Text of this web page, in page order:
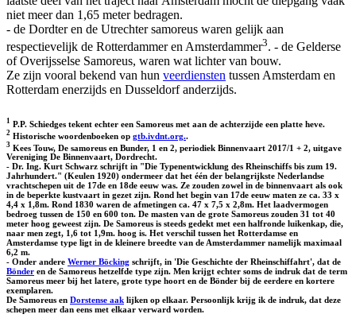
niet meer dan 1,65 meter bedragen.
- de Dordter en de Utrechter samoreus waren gelijk aan
respectievelijk de Rotterdammer en Amsterdammer3. - de Gelderse
of Overijsselse Samoreus, waren wat lichter van bouw.
Ze zijn vooral bekend van hun veerdiensten tussen Amsterdam en
Rotterdam enerzijds en Dusseldorf anderzijds.
1 P.P. Schiedges tekent echter een Samoreus met aan de achterzijde een platte heve.
2 Historische woordenboeken op gtb.ivdnt.org..
3 Kees Touw, De samoreus en Bunder, 1 en 2, periodiek Binnenvaart 2017/1 + 2, uitgave
Vereniging De Binnenvaart, Dordrecht.
- Dr. Ing. Kurt Schwarz schrijft in "Die Typenentwicklung des Rheinschiffs bis zum 19.
Jahrhundert." (Keulen 1920) ondermeer dat het één der belangrijkste Nederlandse
vrachtschepen uit de 17de en 18de eeuw was. Ze zouden zowel in de binnenvaart als ook
in de beperkte kustvaart in gezet zijn. Rond het begin van 17de eeuw maten ze ca. 33 x
4,4 x 1,8m. Rond 1830 waren de afmetingen ca. 47 x 7,5 x 2,8m. Het laadvermogen
bedroeg tussen de 150 en 600 ton. De masten van de grote Samoreus zouden 31 tot 40
meter hoog geweest zijn. De Samoreus is steeds gedekt met een halfronde luikenkap, die,
naar men zegt, 1,6 tot 1,9m. hoog is. Het verschil tussen het Rotterdamse en
Amsterdamse type ligt in de kleinere breedte van de Amsterdammer namelijk maximaal
6,2 m.
- Onder andere Werner Böcking schrijft, in 'Die Geschichte der Rheinschiffahrt', dat de
Bönder en de Samoreus hetzelfde type zijn. Men krijgt echter soms de indruk dat de term
Samoreus meer bij het latere, grote type hoort en de Bönder bij de eerdere en kortere
exemplaren.
De Samoreus en Dorstense aak lijken op elkaar. Persoonlijk krijg ik de indruk, dat deze
schepen meer dan eens met elkaar verward worden.